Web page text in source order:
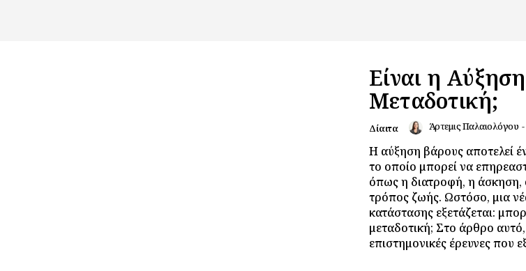
Είναι η
Μεταδοτική;
Δίαιτα Άρτεμις Παλαιολόγου -
Η αύξηση βάρους αποτελεί
το οποίο μπορεί να
όπως η διατροφή, η άσκηση,
τρόπος ζωής. Ωστόσο, μια
κατάστασης εξετάζεται:
μεταδοτική; Στο άρθρο
επιστημονικές έρευνες που